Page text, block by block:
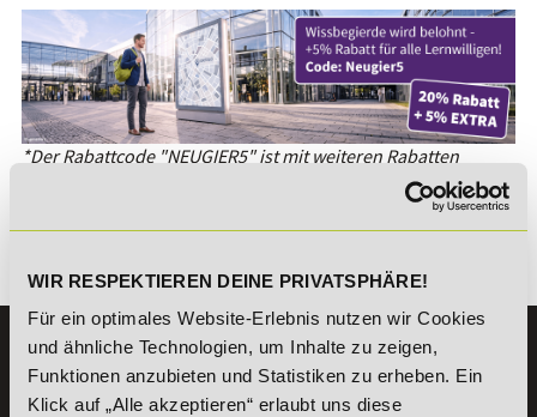
WIR RESPEKTIEREN DEINE PRIVATSPHÄRE!
Für ein optimales Website-Erlebnis nutzen wir Cookies
und ähnliche Technologien, um Inhalte zu zeigen,
Funktionen anzubieten und Statistiken zu erheben. Ein
Klick auf „Alle akzeptieren“ erlaubt uns diese
*Der Rabattcode "NEUGIER5" ist mit weiteren Rabatten
Es gibt keine Einträge mit diesem Anfangsbuchstaben.
KONTAKT
07191 - 22986 - 0